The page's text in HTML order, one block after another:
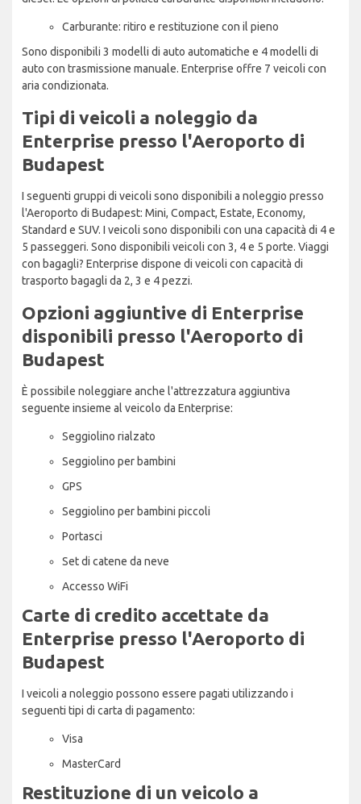
Carburante: ritiro e restituzione con il pieno
Sono disponibili 3 modelli di auto automatiche e 4 modelli di
auto con trasmissione manuale. Enterprise offre 7 veicoli con
aria condizionata.
Tipi di veicoli a noleggio da
Enterprise presso l'Aeroporto di
Budapest
I seguenti gruppi di veicoli sono disponibili a noleggio presso
l'Aeroporto di Budapest: Mini, Compact, Estate, Economy,
Standard e SUV. I veicoli sono disponibili con una capacità di 4 e
5 passeggeri. Sono disponibili veicoli con 3, 4 e 5 porte. Viaggi
con bagagli? Enterprise dispone di veicoli con capacità di
trasporto bagagli da 2, 3 e 4 pezzi.
Opzioni aggiuntive di Enterprise
disponibili presso l'Aeroporto di
Budapest
È possibile noleggiare anche l'attrezzatura aggiuntiva
seguente insieme al veicolo da Enterprise:
Seggiolino rialzato
Seggiolino per bambini
GPS
Seggiolino per bambini piccoli
Portasci
Set di catene da neve
Accesso WiFi
Carte di credito accettate da
Enterprise presso l'Aeroporto di
Budapest
I veicoli a noleggio possono essere pagati utilizzando i
seguenti tipi di carta di pagamento:
Visa
MasterCard
Restituzione di un veicolo a